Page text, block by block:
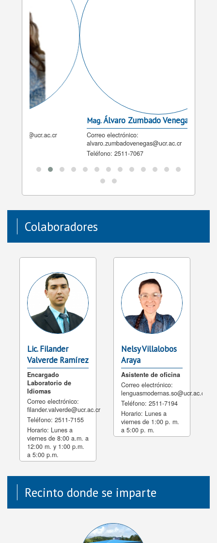
Álvaro Zumbado Venegas
Correo electrónico:
alvaro.zumbadovenegas@ucr.ac.cr
2511-7067
Colaboradores
Lic. Filander
Valverde Ramírez
Encargado
Laboratorio de
Idiomas
Correo electrónico:
filander.valverde@ucr.ac.cr
Teléfono: 2511-7155
Horario: Lunes a
viernes de 8:00 a.m. a
12:00 m. y 1:00 p.m.
a 5:00 p.m.
Nelsy Villalobos
Araya
Asistente de oficina
Correo electrónico:
lenguasmodernas.so@ucr.ac.cr
Teléfono: 2511-7194
Horario: Lunes a
viernes de 1:00 p. m.
a 5:00 p. m.
Recinto donde se imparte